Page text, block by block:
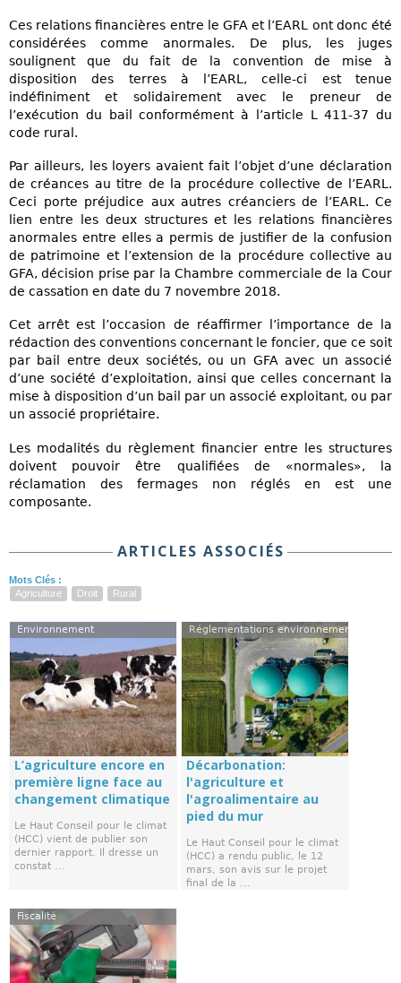
Ces relations financières entre le GFA et l’EARL ont donc été
considérées comme anormales. De plus, les juges
soulignent que du fait de la convention de mise à
disposition des terres à l’EARL, celle-ci est tenue
indéfiniment et solidairement avec le preneur de
l’exécution du bail conformément à l’article L 411-37 du
code rural.
Par ailleurs, les loyers avaient fait l’objet d’une déclaration
de créances au titre de la procédure collective de l’EARL.
Ceci porte préjudice aux autres créanciers de l’EARL. Ce
lien entre les deux structures et les relations financières
anormales entre elles a permis de justifier de la confusion
de patrimoine et l’extension de la procédure collective au
GFA, décision prise par la Chambre commerciale de la Cour
de cassation en date du 7 novembre 2018.
Cet arrêt est l’occasion de réaffirmer l’importance de la
rédaction des conventions concernant le foncier, que ce soit
par bail entre deux sociétés, ou un GFA avec un associé
d’une société d’exploitation, ainsi que celles concernant la
mise à disposition d’un bail par un associé exploitant, ou par
un associé propriétaire.
Les modalités du règlement financier entre les structures
doivent pouvoir être qualifiées de «normales», la
réclamation des fermages non réglés en est une
composante.
ARTICLES ASSOCIÉS
Mots Clés :
Agriculture
Droit Rural
Environnement
L’agriculture encore en
première ligne face au
changement climatique
Le Haut Conseil pour le climat
(HCC) vient de publier son
dernier rapport. Il dresse un
constat ...
Réglementations environnementales
Décarbonation:
l'agriculture et
l'agroalimentaire au
pied du mur
Le Haut Conseil pour le climat
(HCC) a rendu public, le 12
mars, son avis sur le projet
final de la ...
Fiscalité